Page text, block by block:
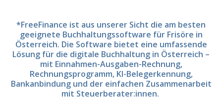
*FreeFinance ist aus unserer Sicht die am besten
geeignete Buchhaltungssoftware für Frisöre in
Österreich. Die Software bietet eine umfassende
Lösung für die digitale Buchhaltung in Österreich –
mit Einnahmen-Ausgaben-Rechnung,
Rechnungsprogramm, KI-Belegerkennung,
Bankanbindung und der einfachen Zusammenarbeit
mit Steuerberater:innen.